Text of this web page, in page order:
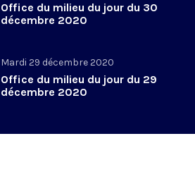
Office du milieu du jour du 30
décembre 2020
Mardi 29 décembre 2020
Office du milieu du jour du 29
décembre 2020